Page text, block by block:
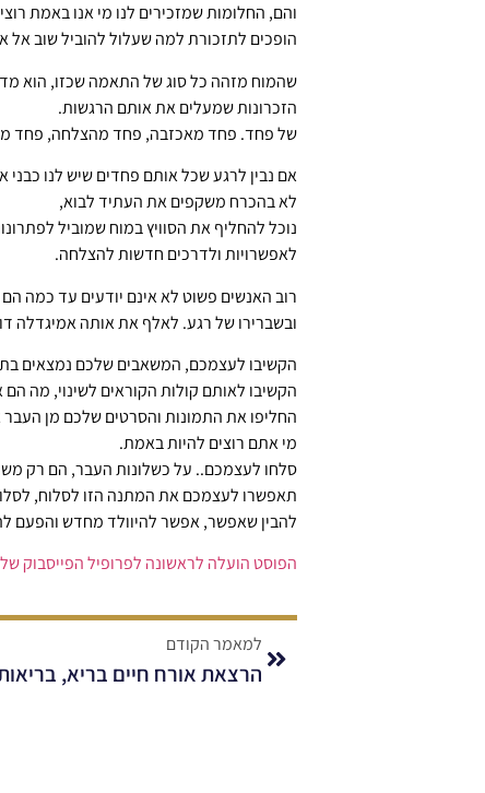
והם, החלומות שמזכירים לנו מי אנו באמת
הופכים לתזכורת למה שעלול להוביל שוב אל
שהמוח מזהה כל סוג של התאמה שכזו, הוא
הזכרונות שמעלים את אותם הרגשות.
של פחד. פחד מאכזבה, פחד מהצלחה, פחד
אם נבין לרגע שכל אותם פחדים שיש לנו כבני
לא בהכרח משקפים את העתיד לבוא,
נוכל להחליף את הסוויץ במוח שמוביל
לאפשרויות ולדרכים חדשות להצלחה.
רוב האנשים פשוט לא אינם יודעים עד כמה
ובשברירו של רגע. לאלף את אותה אמיגדלה
הקשיבו לעצמכם, המשאבים שלכם נמצאים
הקשיבו לאותם קולות הקוראים לשינוי, מה
החליפו את התמונות והסרטים שלכם מן
מי אתם רוצים להיות באמת.
סלחו לעצמכם.. על כשלונות העבר, הם רק
תאפשרו לעצמכם את המתנה הזו לסלוח,
להבין שאפשר, אפשר להיוולד מחדש והפעם
הפוסט הועלה לראשונה לפרופיל הפייסבוק שלי
למאמר הקודם